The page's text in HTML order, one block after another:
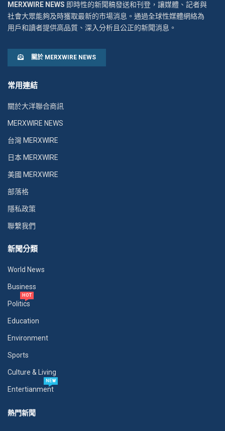
MERXWIRE NEWS 即時性的新聞稿發送和刊登，讓媒體、記者與
社會大眾能夠及時獲取最新的市場消息。通過全球性媒體網絡為
用戶和讀者提供高品質、深入分析且公正的新聞消息。
關於 MERXWIRE NEWS
常用連結
關於大洋聯合商訊
MERXWIRE NEWS
台灣 MERXWIRE
日本 MERXWIRE
美國 MERXWIRE
部落格
隱私政策
聯繫我們
新聞分類
World News
Business
Politics
HOT
Education
Environment
Sports
Culture & Living
Entertianment
NEW
熱門新聞